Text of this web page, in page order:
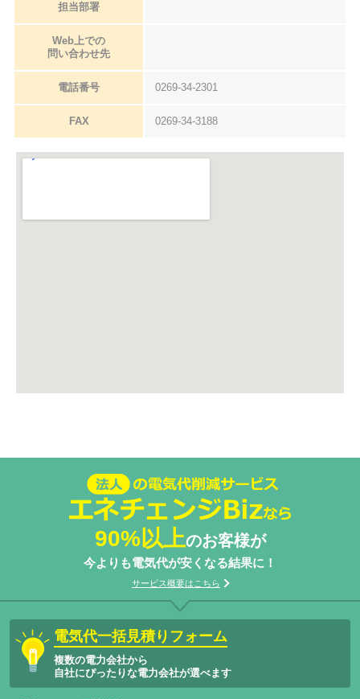
担当部署
Web上での
問い合わせ先
電話番号 0269-34-2301
FAX 0269-34-3188
法人の電気代削減サービスエネチェン
ジBizなら
90%以上のお客様が
今よりも電気代が安くなる結果に！
サービス概要はこちら
電気代一括見積りフォーム
複数の電力会社から
自社にぴったりな電力会社が選べます